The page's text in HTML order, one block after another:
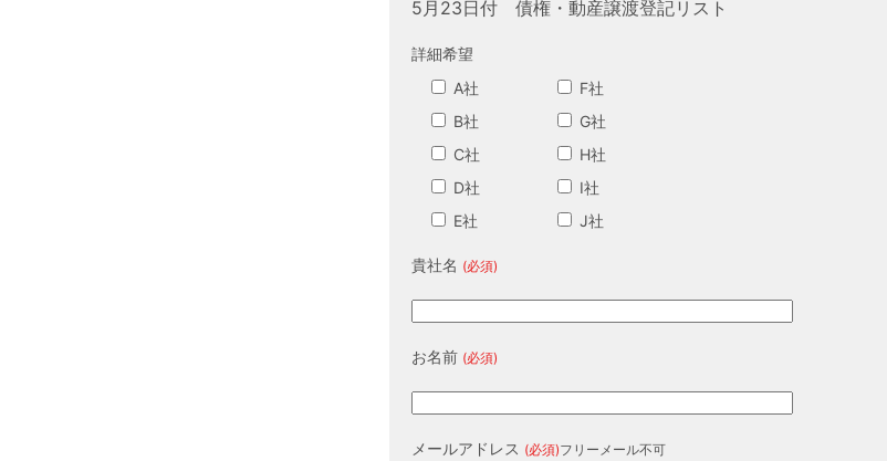
5月23日付 債権・動産譲渡登記リスト
詳細希望
A社
B社
C社
D社
E社
F社
G社
H社
I社
J社
貴社名 (必須)
お名前 (必須)
メールアドレス (必須)フリーメール不可